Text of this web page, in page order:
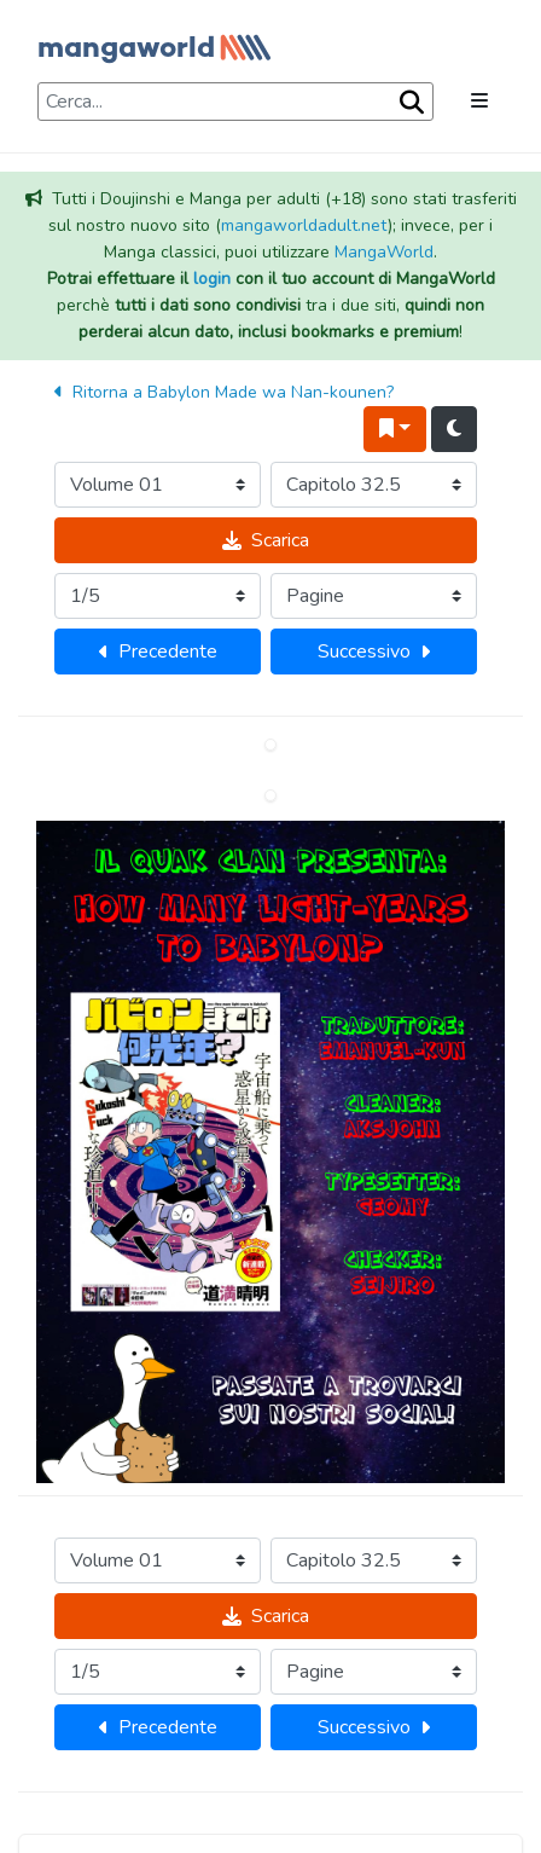
Tutti i Doujinshi e Manga per adulti (+18) sono stati trasferiti
sul nostro nuovo sito (mangaworldadult.net); invece, per i
Manga classici, puoi utilizzare MangaWorld.
Potrai effettuare illogincon il tuo account di MangaWorld
perchè tutti i dati sono condivisi tra i due siti, quindi non
perderai alcun dato, inclusi bookmarks e premium!
Ritorna a Babylon Made wa Nan-kounen?
Scarica
Precedente Successivo
Scarica
Precedente Successivo